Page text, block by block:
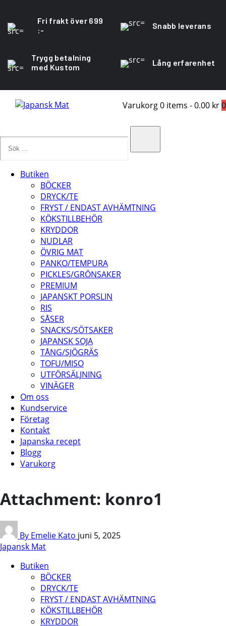
Fri frakt över 699
:-
Snabb leverans
Trygg betalning
med Kustom
Lång erfarenhet
Varukorg0 items -0.00 kr0
Butiken
BÖCKER
DRYCK/TE
FRYST / ENDAST AVHÄMTNING
KÖKSTILLBEHÖR
KRYDDOR
NUDLAR
ÖVRIG MAT
PANKO/TEMPURA
PICKLES/GRÖNSAKER
PREMIUM
JAPANSKT PORSLIN
RIS
SÅSER
SNACKS/SÖTSAKER
JAPANSK SOJA
TÅNG/SJÖGRÄS
TOFU/MISO
UTFÖRSÄLJNING
VINÄGER
Om oss
Kundservice
Företag
Kontakt
Japanska recept
Blogg
Varukorg
Attachment: konro1
By Emelie Kato juni 5, 2025
Japansk Mat
Butiken
BÖCKER
DRYCK/TE
FRYST / ENDAST AVHÄMTNING
KÖKSTILLBEHÖR
KRYDDOR